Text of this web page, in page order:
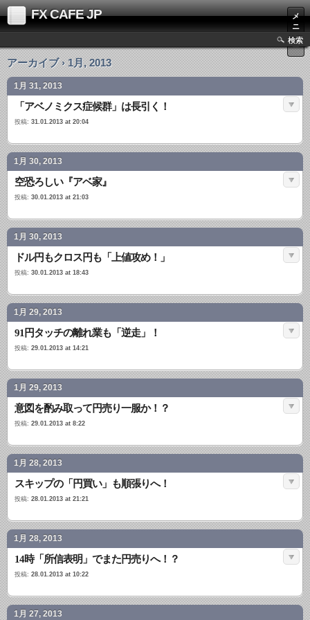
FX CAFE JP
メ
ニ
ュ
ー
検索
アーカイブ › 1月, 2013
1月 31, 2013
「アベノミクス症候群」は長引く！
投稿: 31.01.2013 at 20:04
1月 30, 2013
空恐ろしい『アベ家』
投稿: 30.01.2013 at 21:03
1月 30, 2013
ドル円もクロス円も「上値攻め！」
投稿: 30.01.2013 at 18:43
1月 29, 2013
91円タッチの離れ業も「逆走」！
投稿: 29.01.2013 at 14:21
1月 29, 2013
意図を酌み取って円売り一服か！？
投稿: 29.01.2013 at 8:22
1月 28, 2013
スキップの「円買い」も順張りへ！
投稿: 28.01.2013 at 21:21
1月 28, 2013
14時「所信表明」でまた円売りへ！？
投稿: 28.01.2013 at 10:22
1月 27, 2013